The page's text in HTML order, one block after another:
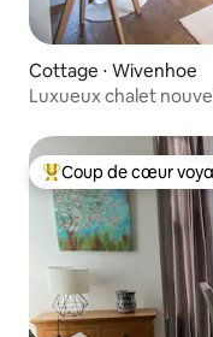
Cottage ⋅ Wivenhoe
Luxueux chalet
Coups de cœur
Coup de cœur